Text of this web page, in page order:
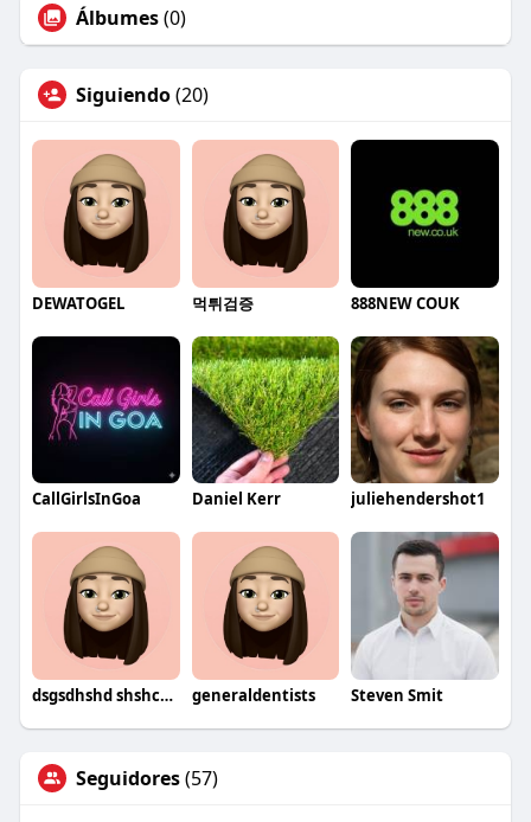
Álbumes(0)
Siguiendo(20)
DEWATOGEL 먹튀검증 888NEW COUK
CallGirlsInGoa Daniel Kerr juliehendershot1
dsgsdhshd shshcrgcd generaldentists Steven Smit
Seguidores(57)